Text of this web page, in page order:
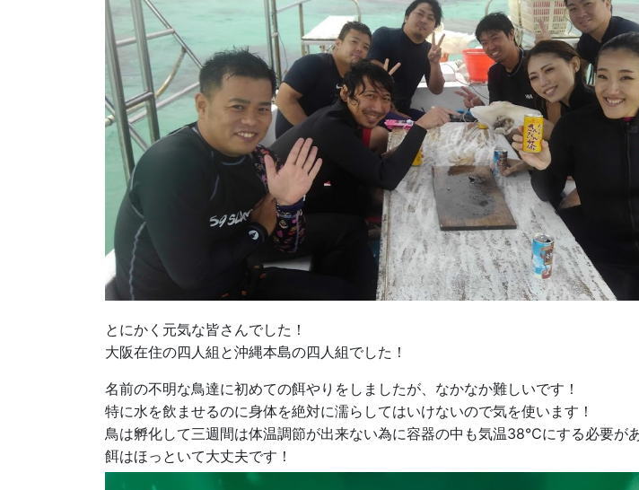
とにかく元気な皆さんでした！
大阪在住の四人組と沖縄本島の四人組でした！
名前の不明な鳥達に初めての餌やりをしましたが、なかなか難しいです！
特に水を飲ませるのに身体を絶対に濡らしてはいけないので気を使います！
鳥は孵化して三週間は体温調節が出来ない為に容器の中も気温38℃にする必要が
餌はほっといて大丈夫です！